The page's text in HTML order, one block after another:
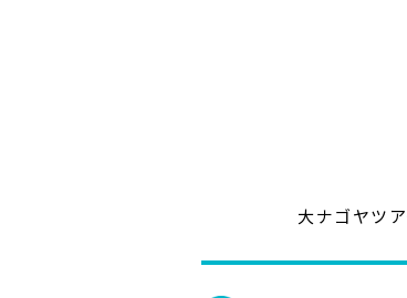
大ナゴヤツ